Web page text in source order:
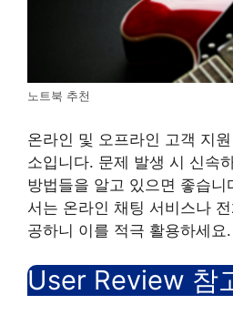
노트북 추천
온라인 및 오프라인 고객 지
소입니다. 문제 발생 시 신속
방법들을 알고 있으면 좋습니
서는 온라인 채팅 서비스나
공하니 이를 적극 활용하세요.
User Review 참